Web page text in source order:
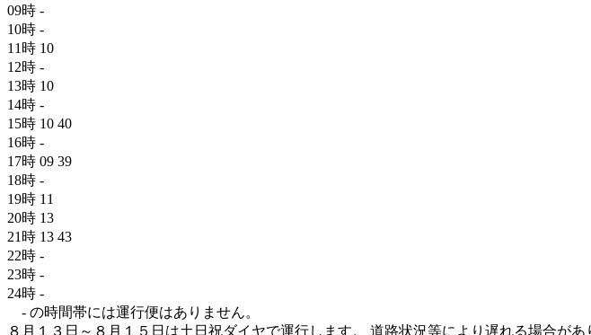
09時 -
10時 -
11時 10
12時 -
13時 10
14時 -
15時 10 40
16時 -
17時 09 39
18時 -
19時 11
20時 13
21時 13 43
22時 -
23時 -
24時 -
- の時間帯には運行便はありません。
８月１３日～８月１５日は土日祝ダイヤで運行します。 道路状況等により遅れる場合が